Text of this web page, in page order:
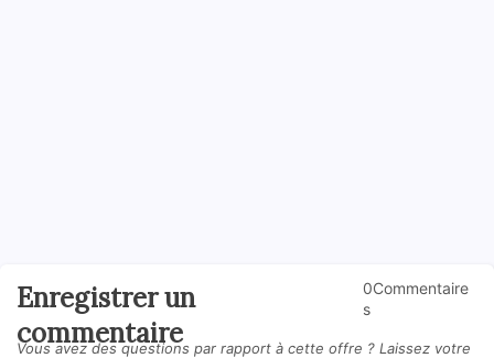
Enregistrer un
commentaire
0Commentaire
s
Vous avez des questions par rapport à cette offre ? Laissez votre